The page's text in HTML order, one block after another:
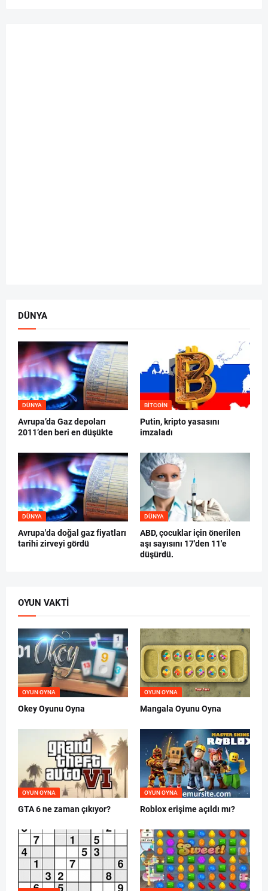
DÜNYA
DÜNYA
Avrupa’da Gaz depoları
2011’den beri en düşükte
BITCOIN
Putin, kripto yasasını
imzaladı
DÜNYA
Avrupa'da doğal gaz fiyatları
tarihi zirveyi gördü
DÜNYA
ABD, çocuklar için önerilen
aşı sayısını 17'den 11'e
düşürdü.
OYUN VAKTI
OYUN OYNA
Okey Oyunu Oyna
OYUN OYNA
Mangala Oyunu Oyna
OYUN OYNA
GTA 6 ne zaman çıkıyor?
OYUN OYNA
Roblox erişime açıldı mı?